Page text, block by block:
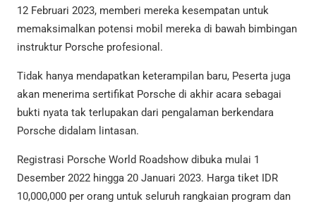
12 Februari 2023, memberi mereka kesempatan untuk
memaksimalkan potensi mobil mereka di bawah bimbingan
instruktur Porsche profesional.
Tidak hanya mendapatkan keterampilan baru, Peserta juga
akan menerima sertifikat Porsche di akhir acara sebagai
bukti nyata tak terlupakan dari pengalaman berkendara
Porsche didalam lintasan.
Registrasi Porsche World Roadshow dibuka mulai 1
Desember 2022 hingga 20 Januari 2023. Harga tiket IDR
10,000,000 per orang untuk seluruh rangkaian program dan